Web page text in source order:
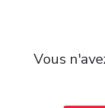
Vous